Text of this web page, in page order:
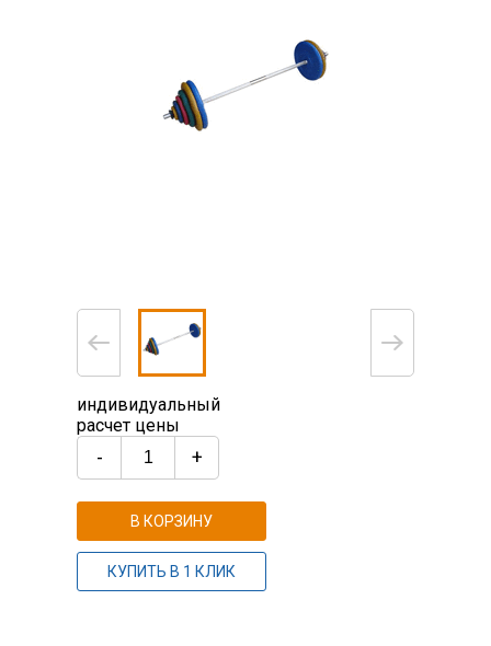
индивидуальный
расчет цены
- +
В КОРЗИНУ
КУПИТЬ В 1 КЛИК